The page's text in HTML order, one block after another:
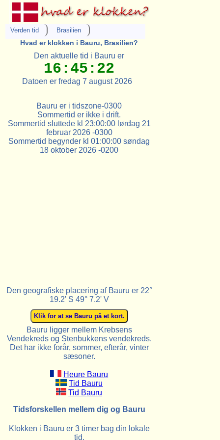
Verden tid Brasilien
Hvad er klokken i Bauru, Brasilien?
Den aktuelle tid i Bauru er
16:45:22
Datoen er fredag 7 august 2026
Bauru er i tidszone-0300
Sommertid er ikke i drift.
Sommertid sluttede kl 23:00:00 lørdag 21
februar 2026 -0300
Sommertid begynder kl 01:00:00 søndag
18 oktober 2026 -0200
Den geografiske placering af Bauru er 22°
19.2' S 49° 7.2' V
Bauru ligger mellem Krebsens
Vendekreds og Stenbukkens vendekreds.
Det har ikke forår, sommer, efterår, vinter
sæsoner.
Heure Bauru
Tid Bauru
Tid Bauru
Tidsforskellen mellem dig og Bauru
Klokken i Bauru er 3 timer bag din lokale
tid.